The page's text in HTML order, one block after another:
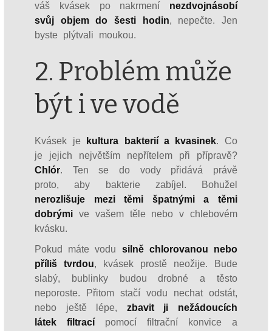
váš kvásek po nakrmení nezdvojnásobí
svůj objem do šesti hodin, nepečte. Jen
byste plýtvali moukou.
2. Problém může
být i ve vodě
Kvásek je kultura bakterií a kvasinek. Co
je jejich největším nepřítelem při přípravě?
Chlór. Ten se do vody přidává právě
proto, aby bakterie zabíjel. Bohužel
nerozlišuje mezi těmi špatnými a těmi
dobrými ve vašem těle nebo v chlebovém
kvásku.
Pokud máte vodu silně chlorovanou nebo
příliš tvrdou, kvásek prostě neožije. Bude
slabý, bublinky budou drobné a těsto
neporoste. Přitom stačí vodu nechat odstát,
nebo ještě lépe, zbavit ji nežádoucích
látek filtrací pomocí filtrační konvice a